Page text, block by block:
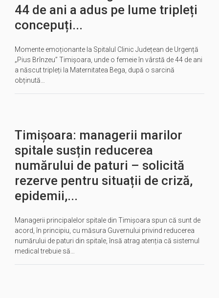
44 de ani a adus pe lume tripleți
concepuți...
Momente emoționante la Spitalul Clinic Județean de Urgență
„Pius Brînzeu” Timișoara, unde o femeie în vârstă de 44 de ani
a născut tripleți la Maternitatea Bega, după o sarcină
obținută…
Timișoara: managerii marilor
spitale susțin reducerea
numărului de paturi – solicită
rezerve pentru situații de criză,
epidemii,...
Managerii principalelor spitale din Timișoara spun că sunt de
acord, în principiu, cu măsura Guvernului privind reducerea
numărului de paturi din spitale, însă atrag atenția că sistemul
medical trebuie să…